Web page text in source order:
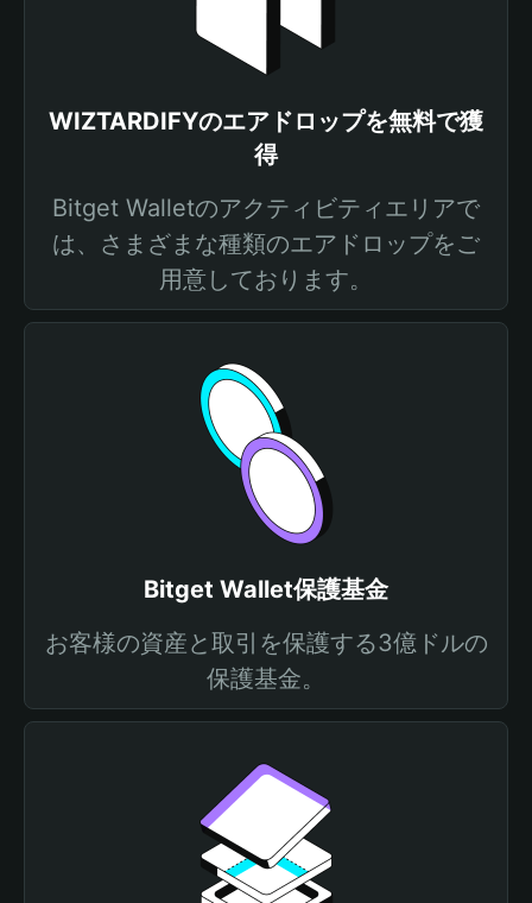
WIZTARDIFYのエアドロップを無料で獲
得
Bitget Walletのアクティビティエリアで
は、さまざまな種類のエアドロップをご
用意しております。
Bitget Wallet保護基金
お客様の資産と取引を保護する3億ドルの
保護基金。